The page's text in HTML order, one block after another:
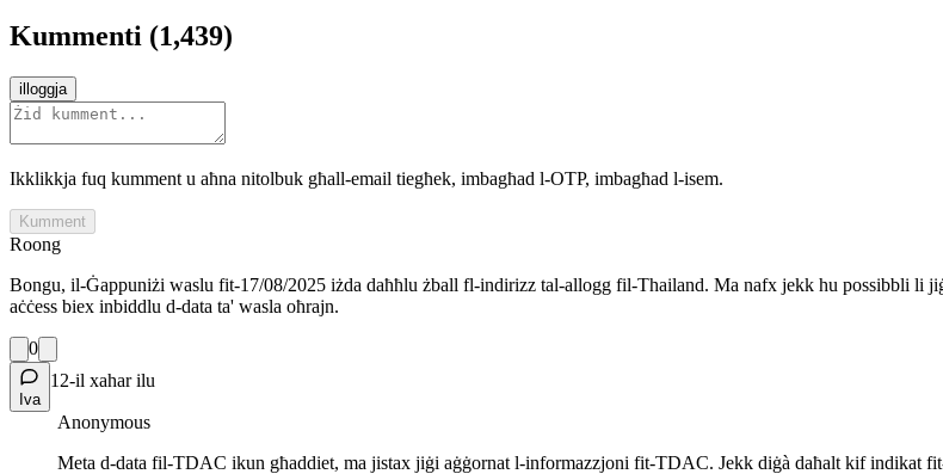
Kummenti (1,439)
illoggja
Ikklikkja fuq kumment u aħna nitolbuk għall-email tiegħek, imbagħad l-OTP, imbagħad l-isem.
Kumment
Roong
Bongu, il-Ġappuniżi waslu fit-17/08/2025 iżda daħħlu żball fl-indirizz tal-allogg fil-Thailand. Ma nafx jekk hu possibbli li
aċċess biex inbiddlu d-data ta' wasla oħrajn.
0
Iva
12-il xahar ilu
Anonymous
Meta d-data fil-TDAC ikun għaddiet, ma jistax jiġi aġġornat l-informazzjoni fit-TDAC. Jekk diġà daħalt kif indikat